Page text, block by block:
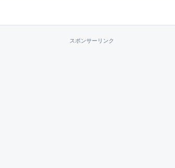
スポンサーリンク